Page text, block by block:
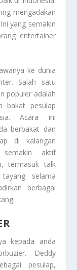
mengadakan
yang semakin
entertainer
ke dunia
Salah satu
populer adalah
bakat pesulap
Acara ini
berbakat dan
di kalangan
aktif
termasuk talk
selama
berbagai
kepada anda
. Deddy
pesulap,